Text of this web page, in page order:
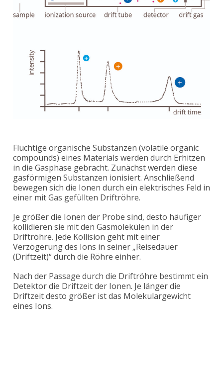
Flüchtige organische Substanzen (volatile organic
compounds) eines Materials werden durch Erhitzen
in die Gasphase gebracht. Zunächst werden diese
gasförmigen Substanzen ionisiert. Anschließend
bewegen sich die Ionen durch ein elektrisches Feld in
einer mit Gas gefüllten Driftröhre.
Je größer die Ionen der Probe sind, desto häufiger
kollidieren sie mit den Gasmolekülen in der
Driftröhre. Jede Kollision geht mit einer
Verzögerung des Ions in seiner „Reisedauer
(Driftzeit)“ durch die Röhre einher.
Nach der Passage durch die Driftröhre bestimmt ein
Detektor die Driftzeit der Ionen. Je länger die
Driftzeit desto größer ist das Molekulargewicht
eines Ions.